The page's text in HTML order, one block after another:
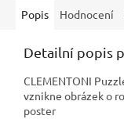
Popis Hodnocení
Detailní popis
CLEMENTONI
vznikne obrázek o
poster